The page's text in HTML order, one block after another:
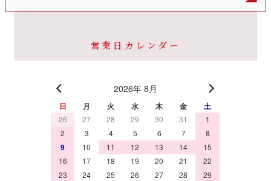
営業日カレンダー
2026年 8月
日 月 火 水 木 金 土
26 27 28 29 30 31
1
2
3 4 5 6 7 8
9 10 11 12 13 14
15
16
17 18 19 20 21
22
23
24 25 26 27 28
29